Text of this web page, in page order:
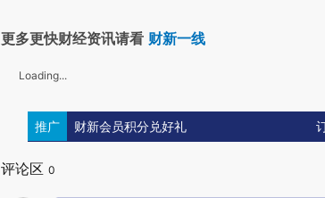
更多更快财经资讯请看 财新一线
Loading...
推广 财新会员积分兑好礼
评论区 0